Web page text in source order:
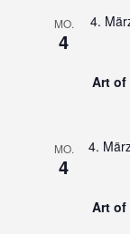
MO.
4
4.
Art of
MO.
4
4.
Art of